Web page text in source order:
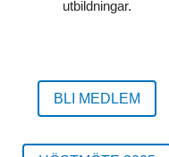
utbildningar.
BLI MEDLEM